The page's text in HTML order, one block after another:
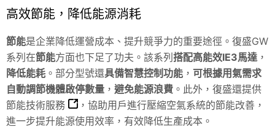
高效節能，降低能源消耗
節能是企業降低運營成本、提升競爭力的重要途徑。復盛GW
系列在節能方面也下足了功夫。該系列 搭配高能效IE3馬達，
降低能耗 。部分型號還具備智慧控制功能 ， 可根據用氣需求
自動調節機體啟停數量 ， 避免能源浪費 。此外，復盛還提供
節能技術服務
，協助用戶進行壓縮空氣系統的節能改善，
進一步提升能源使用效率，有效降低生產成本。